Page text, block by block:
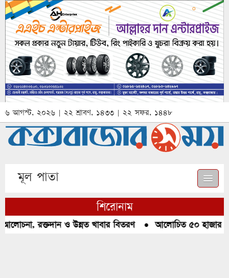
৬ আগস্ট, ২০২৬ | ২২ শ্রাবণ, ১৪৩৩ | ২২ সফর, ১৪৪৮
মূল পাতা
শিরোনাম
রক্তদান ও উন্নত খাবার বিতরণ●আলোচিত ৫০ হাজার